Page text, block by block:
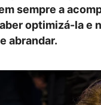
sempre a
optimizá-la e
abrandar.